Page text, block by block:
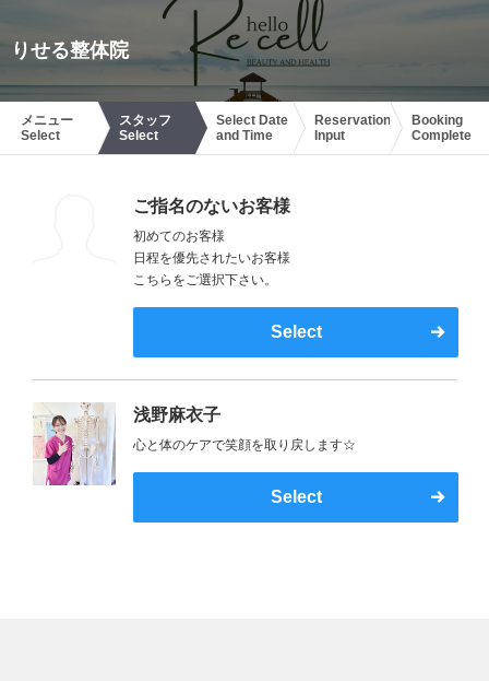
りせる整体院
メニュー
Select
スタッフ
Select
Select Date
and Time
Reservation
Input
Booking
Complete
ご指名のないお客様
初めてのお客様
日程を優先されたいお客様
こちらをご選択下さい。
Select
浅野麻衣子
心と体のケアで笑顔を取り戻します☆
Select